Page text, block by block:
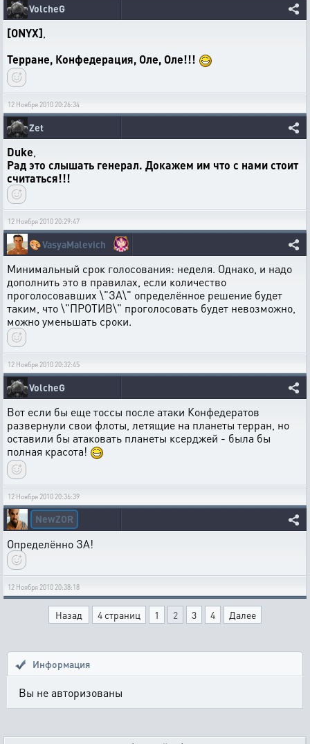
VolcheG
[ONYX]
Терране, Конфедерация, Оле, Оле!!!
12 Ноября 2010 20:26:34
Zet
Duke
Рад это слышать генерал. Докажем им что с нами стоит
считаться!!!
12 Ноября 2010 20:29:47
🎨VasyaMalevich
Минимальный срок голосования: неделя. Однако, и надо
дополнить это в правилах, если количество
проголосовавших \"ЗА\" определённое решение будет
таким, что \"ПРОТИВ\" проголосовать будет невозможно,
можно уменьшать сроки.
12 Ноября 2010 20:32:45
VolcheG
Вот если бы еще тоссы после атаки Конфедератов
развернули свои флоты, летящие на планеты терран, но
оставили бы атаковать планеты ксерджей - была бы
полная красота!
12 Ноября 2010 20:36:39
NewZOR
Определённо ЗА!
12 Ноября 2010 20:38:18
Назад 4 страниц 1 2 3 4 Далее
Информация
Вы не авторизованы